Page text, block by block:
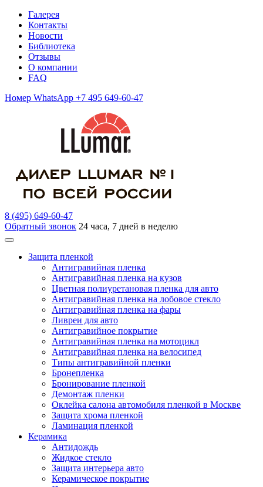
Галерея
Контакты
Новости
Библиотека
Отзывы
О компании
FAQ
Номер WhatsApp +7 495 649-60-47
8 (495) 649-60-47
Обратный звонок 24 часа, 7 дней в неделю
Защита пленкой
Антигравийная пленка
Антигравийная пленка на кузов
Цветная полиуретановая пленка для авто
Антигравийная пленка на лобовое стекло
Антигравийная пленка на фары
Ливреи для авто
Антигравийное покрытие
Антигравийная пленка на мотоцикл
Антигравийная пленка на велосипед
Типы антигравийной пленки
Бронепленка
Бронирование пленкой
Демонтаж пленки
Оклейка салона автомобиля пленкой в Москве
Защита хрома пленкой
Ламинация пленкой
Керамика
Антидождь
Жидкое стекло
Защита интерьера авто
Керамическое покрытие